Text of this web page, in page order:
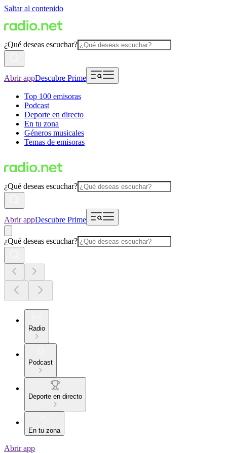
Saltar al contenido
¿Qué deseas escuchar?
Abrir appDescubre Prime
Top 100 emisoras
Podcast
Deporte en directo
En tu zona
Géneros musicales
Temas de emisoras
¿Qué deseas escuchar?
Abrir appDescubre Prime
¿Qué deseas escuchar?
Radio
Podcast
Deporte en directo
En tu zona
Abrir app